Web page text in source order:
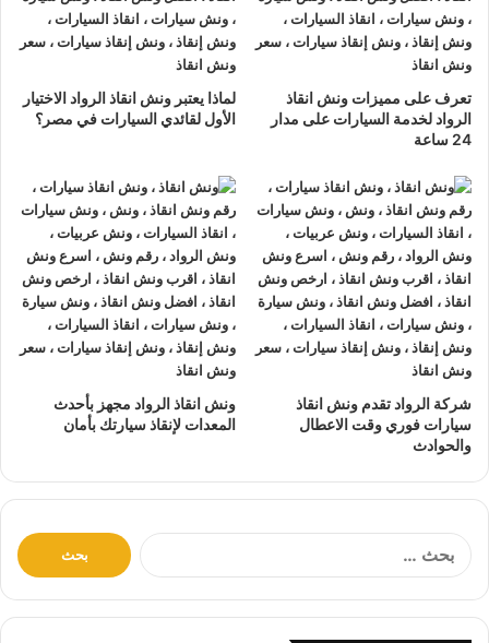
تتميز خدمةإنقاذ السياراتمن شركة الرواد
لإنقاذ و رفع السيارات بالأتي :
نتعهد بوصولونش الانقاذ بسرعة إلىموقعكفي الغربية خلال
10 دقائق بحد اقصي.
يمكنك الاتصال بنا أو ارسال موقعك علي
بريد إلكتروني
إلى أحد ممثلينا الموجودين لارسال
أقرب ونش
انقاذ اليك في أي وقت.
ونش انقاذ سياراتالرواد مؤمن بالكامل حتي لا يسب اي تلف
اجزاء سياراتك.
لديناافضل ونش انقاذ سيارات واسرع ونش انقاذ سياراتو
اقرب ونش انقاذ سياراتكما نقدم خدمةانقاذ سياراتباقل
سعر بدون رسوم اضافية و بدون اكراميات.
نقوم بتتبع جميع سيارات الانقاذمن خلال GPS.
يوجد
الأسبوع.
لدينا على دراية باستخدام أحدث
المعدات والتقنيات ورفع السيارات.
تعرف على مميزات ونش انقاذ
الرواد لخدمة السيارات على مدار
24 ساعة
لماذا يعتبر ونش انقاذ الرواد الاختيار
الأول لقائدي السيارات في مصر؟
شركة الرواد تقدم ونش انقاذ
سيارات فوري وقت الاعطال
والحوادث
ونش انقاذ الرواد مجهز بأحدث
المعدات لإنقاذ سيارتك بأمان